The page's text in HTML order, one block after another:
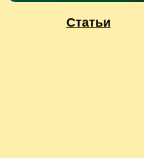
Статьи